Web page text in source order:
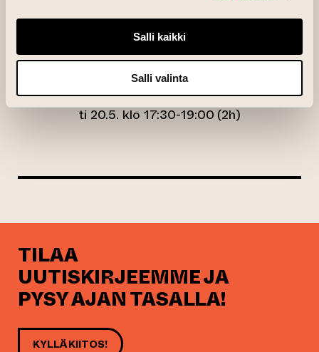
Salli kaikki
Salli valinta
ti 13.5. klo 17-20 (3h)
ti 20.5. klo 17:30-19:00 (2h)
TILAA
UUTISKIRJEEMME JA
PYSY AJAN TASALLA!
KYLLÄ KIITOS!